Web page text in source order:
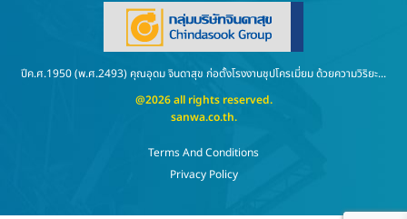
ปีค.ศ.1950 (พ.ศ.2493) คุณอุดม จินดาสุข ก่อตั้งโรงงานชุปโครเมี่ยม ด้วยความวิริยะ...
@2026 all rights reserved.
sanwa.co.th.
Terms And Conditions
Privacy Policy